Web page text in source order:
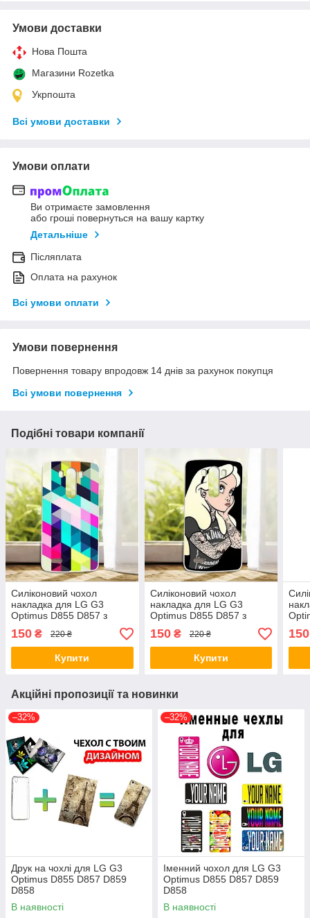
Умови доставки
Нова Пошта
Магазини Rozetka
Укрпошта
Всі умови доставки
Умови оплати
Ви отримаєте замовлення
або гроші повернуться на вашу картку
Детальніше
Післяплата
Оплата на рахунок
Всі умови оплати
Умови повернення
Повернення товару впродовж 14 днів за рахунок покупця
Всі умови повернення
Подібні товари компанії
Силіконовий чохол
накладка для LG G3
Optimus D855 D857 з
малюнком Ромби
150 ₴ 220 ₴
Купити
Силіконовий чохол
накладка для LG G3
Optimus D855 D857 з
малюнком Попелюшка
150₴ 220 ₴
Купити
150
Акційні пропозиції та новинки
–32%
Друк на чохлі для LG G3
Optimus D855 D857 D859
D858
В наявності
–32%
Іменний чохол для LG G3
Optimus D855 D857 D859
D858
В наявності